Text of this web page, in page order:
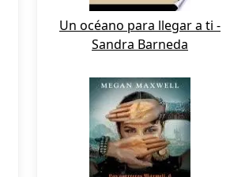
Un océano para llegar a ti -
Sandra Barneda